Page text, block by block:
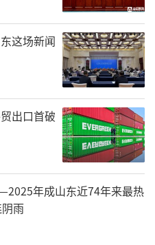
从青岛城阳队脱身而
彼此都很熟悉。总决
，颇有看点。且杭镇
班底，也使本轮比赛
发起挑战的意味。
这场新闻
出口首破
年成山东近74年来最热
雨